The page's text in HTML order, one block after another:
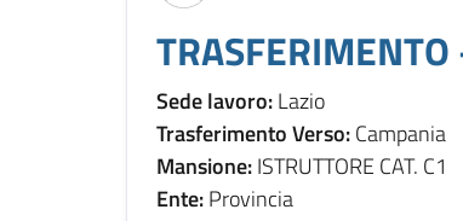
TRASFERIMENTO
Sede lavoro:Lazio
Trasferimento Verso:Campania
Mansione:ISTRUTTORE CAT. C1
Ente:Provincia